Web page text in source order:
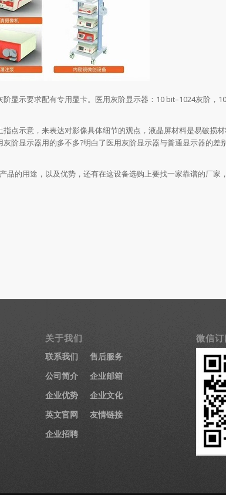
示要求配有专用显卡。医用灰阶显示器：10 bit–1024灰阶，
示意，来表达对影像具体细节的观点，液晶屏材料是易破损材
阶显示器用的多不多?明白了医用灰阶显示器与普通显示器的差
的用途，以及优势，还有在这设备选购上要找一家靠谱的厂家
关于我们
联系我们
售后服务
公司简介
企业邮箱
企业优势
企业文化
英文官网
友情链接
企业招聘
微信
示器